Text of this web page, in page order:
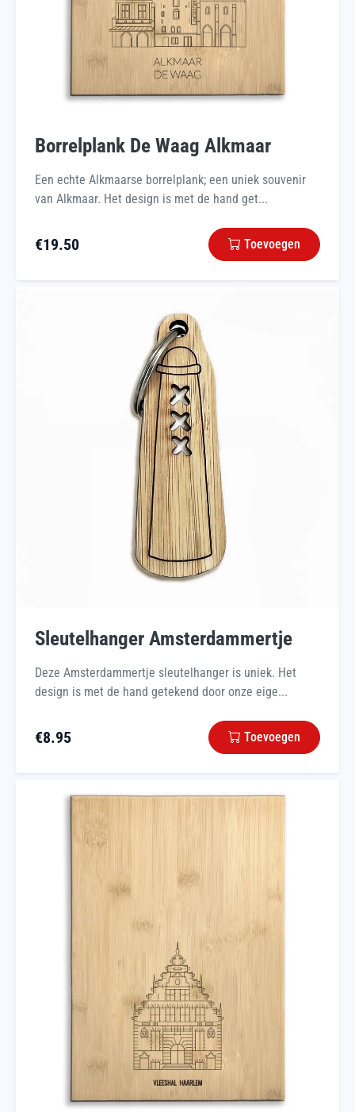
Borrelplank De Waag Alkmaar
Een echte Alkmaarse borrelplank; een uniek souvenir
van Alkmaar. Het design is met de hand get...
€19.50 Toevoegen
Sleutelhanger Amsterdammertje
Deze Amsterdammertje sleutelhanger is uniek. Het
design is met de hand getekend door onze eige...
€8.95 Toevoegen